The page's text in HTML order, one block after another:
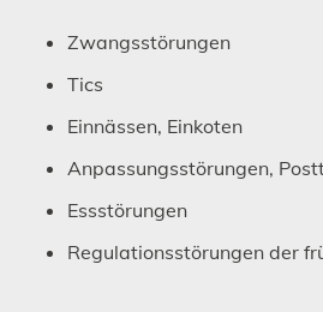
Zwangsstörungen
Tics
Einnässen, Einkoten
Anpassungsstörungen,
Essstörungen
Regulationsstörungen der